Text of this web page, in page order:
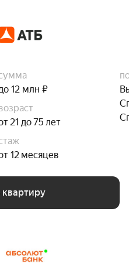
12 млн ₽
21 до 75 лет
12 месяцев